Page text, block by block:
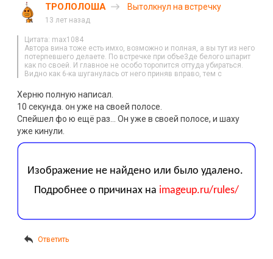
ТРОЛОЛОША Вытолкнул на встречку
13 лет назад
Цитата: max1084
Автора вина тоже есть имхо, возможно и полная, а вы тут из него
потерпевшего делаете. По встречке при объе3де белого шпарит
как по своей. И главное не особо торопится оттуда убираться.
Видно как 6-ка шуганулась от него приняв вправо, тем с
Херню полную написал.
10 секунда. он уже на своей полосе.
Спейшел фо ю ещё раз… Он уже в своей полосе, и шаху
уже кинули.
Ответить